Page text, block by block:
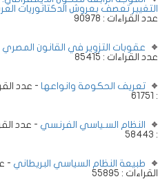
التغيير تعصف بعروش الدكتاتوريات
عدد القراءات : 90978
عقوبات التزوير في القانون المصري
عدد القراءات : 85415
تعريف الحكومة وانواعها - عدد
: 61751
النظام السـياسي الفرنسي - عدد
: 58443
طبيعة النظام السياسي البريطاني -
القراءات : 55895